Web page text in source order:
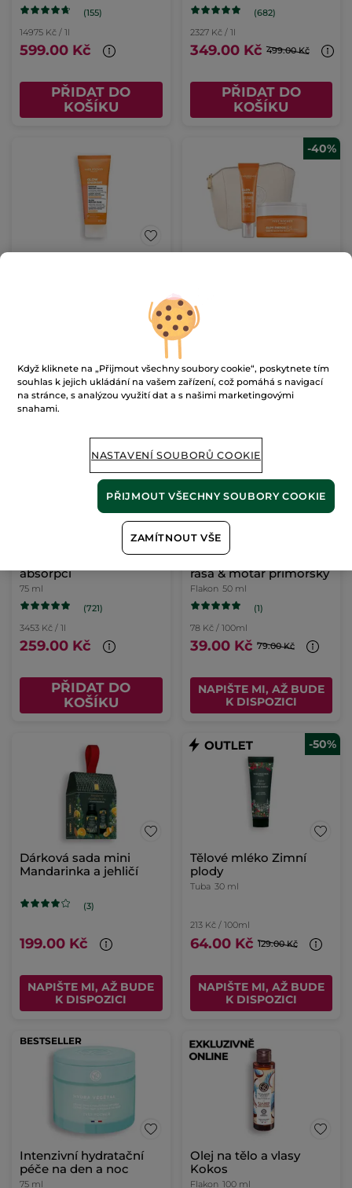
(155)
14975 Kč / 1l
599.00 Kč
PŘIDAT DO
KOŠÍKU
(682)
2327 Kč / 1l
349.00 Kč 499.00 Kč
PŘIDAT DO
KOŠÍKU
PŘIDAT DO
KOŠÍKU
-40%
PŘIDAT DO
KOŠÍKU
absorpcí
75 ml
(721)
3453 Kč / 1l
259.00 Kč
PŘIDAT DO
KOŠÍKU
řasa & motar přímořský
Flakon 50 ml
(1)
78 Kč / 100ml
39.00 Kč 79.00 Kč
NAPIŠTE MI, AŽ BUDE
K DISPOZICI
Dárková sada mini
Mandarinka a jehličí
(3)
199.00 Kč
NAPIŠTE MI, AŽ BUDE
K DISPOZICI
-50%
Tělové mléko Zimní
plody
Tuba 30 ml
213 Kč / 100ml
64.00 Kč 129.00 Kč
NAPIŠTE MI, AŽ BUDE
K DISPOZICI
BESTSELLER
Intenzivní hydratační
péče na den a noc
75 ml
Olej na tělo a vlasy
Kokos
Flakon 100 ml
Když kliknete na „Přijmout všechny soubory cookie“, poskytnete tím
souhlas k jejich ukládání na vašem zařízení, což pomáhá s navigací
na stránce, s analýzou využití dat a s našimi marketingovými
snahami.
NASTAVENÍ SOUBORŮ COOKIE
ZAMÍTNOUT VŠE
PŘIJMOUT VŠECHNY SOUBORY COOKIE